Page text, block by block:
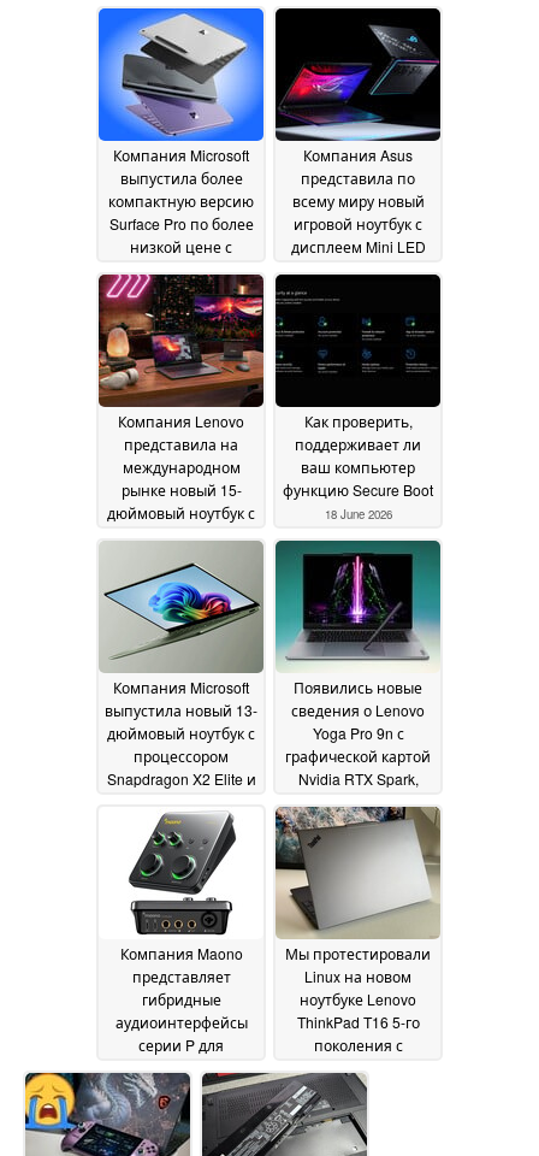
Компания Microsoft
выпустила более
компактную версию
Surface Pro по более
низкой цене с
обновления 90 Гц24
June 2026
Компания Asus
представила по
всему миру новый
игровой ноутбук с
дисплеем Mini LED
процессором
мощностью 175 Вт19
June 2026
Компания Lenovo
представила на
международном
рынке новый 15-
дюймовый ноутбук с
OLED-дисплеем с
частотой
обновления 165 Гц19
June 2026
Как проверить,
поддерживает ли
ваш компьютер
функцию Secure Boot
18 June 2026
Компания Microsoft
выпустила новый 13-
дюймовый ноутбук с
процессором
Snapdragon X2 Elite и
памяти17 June 2026
Появились новые
сведения о Lenovo
Yoga Pro 9n с
графической картой
Nvidia RTX Spark,
тактильным
трекпадом
17 June 2026
Компания Maono
представляет
гибридные
аудиоинтерфейсы
серии P для
музыкантов и
подкастеров
17 June
2026
Мы протестировали
Linux на новом
ноутбуке Lenovo
ThinkPad T16 5-го
поколения с
June 2026